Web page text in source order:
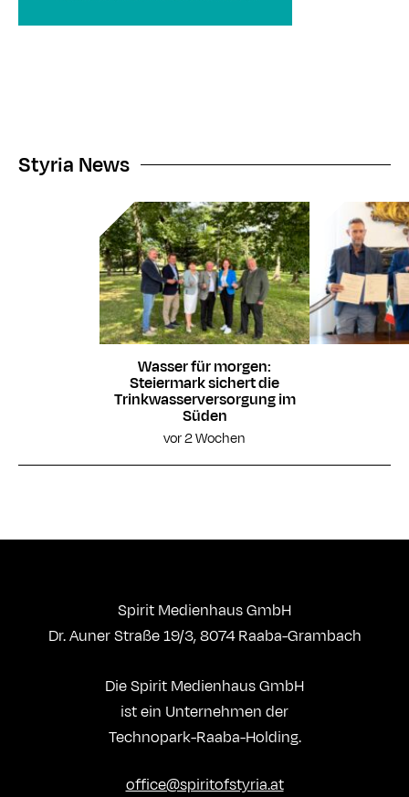
Styria News
Wasser für morgen:
Steiermark sichert die
Trinkwasserversorgung im
Süden
vor 2 Wochen
Spirit Medienhaus GmbH
Dr. Auner Straße 19/3, 8074 Raaba-Grambach
Die Spirit Medienhaus GmbH
ist ein Unternehmen der
Technopark-Raaba-Holding.
office@spiritofstyria.at